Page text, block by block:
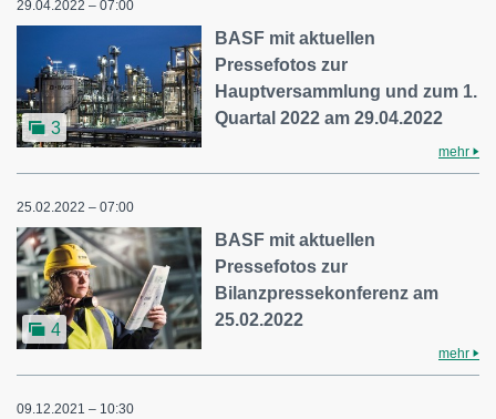
29.04.2022 – 07:00
3
BASF mit aktuellen
Pressefotos zur
Hauptversammlung und zum 1.
Quartal 2022 am 29.04.2022
mehr
25.02.2022 – 07:00
4
BASF mit aktuellen
Pressefotos zur
Bilanzpressekonferenz am
25.02.2022
mehr
09.12.2021 – 10:30